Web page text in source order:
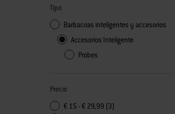
Tipo
Barbacoas inteligentes y accesorios
Accesorios Inteligente
Probes
Precio
€ 15 - € 29,99 (3)